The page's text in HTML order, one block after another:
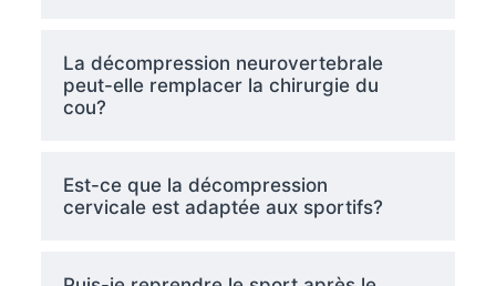
La décompression neurovertebrale
peut-elle remplacer la chirurgie du
cou?
Est-ce que la décompression
cervicale est adaptée aux sportifs?